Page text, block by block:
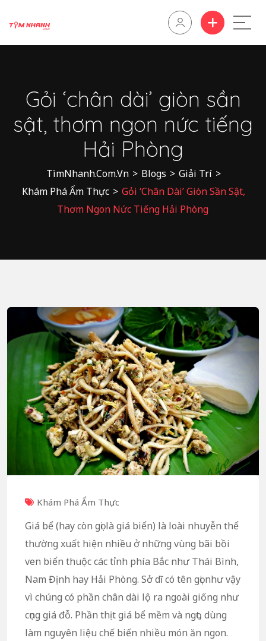
Gỏi ‘chân dài’ giòn sần
sật, thơm ngon nức tiếng
Hải Phòng
TìmNhanh.Com.Vn > Blogs > Giải Trí >
Khám Phá Ẩm Thực > Gỏi ‘chân Dài’ Giòn Sần Sật,
Thơm Ngon Nức Tiếng Hải Phòng
Khám Phá Ẩm Thực
Giá bể (hay còn gọi là giá biển) là loài nhuyễn thể
thường xuất hiện nhiều ở những vùng bãi bồi
ven biển thuộc các tỉnh phía Bắc như Thái Bình,
Nam Định hay Hải Phòng. Sở dĩ có tên gọi như vậy
vì chúng có phần chân dài lộ ra ngoài giống như
cọng giá đỗ. Phần thịt giá bể mềm và ngọt, dùng
làm nguyên liệu chế biến nhiều món ăn ngon.